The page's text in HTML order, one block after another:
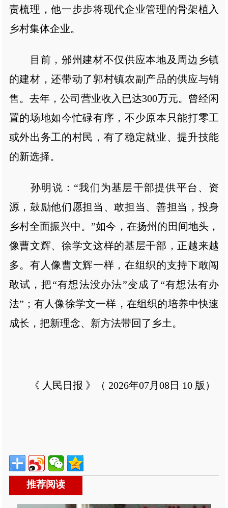
责梳理，他一步步将现代企业管理的骨架植入
乡村集体企业。
目前，邠州建材不仅供应本地及周边乡镇
的建材，还带动了郭村镇农副产品的供应与销
售。去年，公司营业收入已达300万元。曾经闲
置的场地如今忙碌有序，不少原本只能打零工
或外出务工的村民，有了稳定就业、提升技能
的新选择。
孙明说：“我们为基层干部提供平台、资
源，鼓励他们愿担当、敢担当、善担当，投身
乡村全面振兴中。”如今，在扬州的田间地头，
像曹文辉、徐学文这样的基层干部，正越来越
多。有人像曹文辉一样，在组织的支持下敢闯
敢试，把“有想法没办法”变成了“有想法有办
法”；有人像徐学文一样，在组织的培养中快速
成长，把新理念、新方法带回了乡土。
《 人民日报 》（ 2026年07月08日 10 版）
推荐阅读